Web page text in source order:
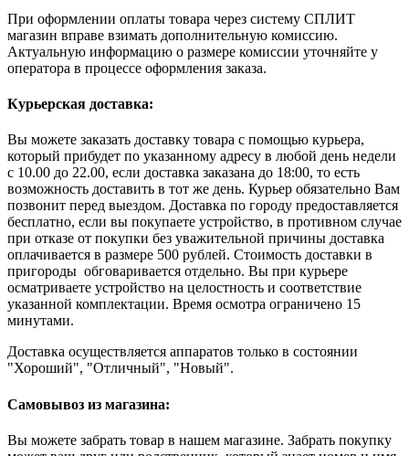
При оформлении оплаты товара через систему СПЛИТ
магазин вправе взимать дополнительную комиссию.
Актуальную информацию о размере комиссии уточняйте у
оператора в процессе оформления заказа.
Курьерская доставка:
Вы можете заказать доставку товара с помощью курьера,
который прибудет по указанному адресу в любой день недели
с 10.00 до 22.00, если доставка заказана до 18:00, то есть
возможность доставить в тот же день. Курьер обязательно Вам
позвонит перед выездом. Доставка по городу предоставляется
бесплатно, если вы покупаете устройство, в противном случае
при отказе от покупки без уважительной причины доставка
оплачивается в размере 500 рублей. Стоимость доставки в
пригороды обговаривается отдельно. Вы при курьере
осматриваете устройство на целостность и соответствие
указанной комплектации. Время осмотра ограничено 15
минутами.
Доставка осуществляется аппаратов только в состоянии
"Хороший", "Отличный", "Новый".
Самовывоз из магазина:
Вы можете забрать товар в нашем магазине. Забрать покупку